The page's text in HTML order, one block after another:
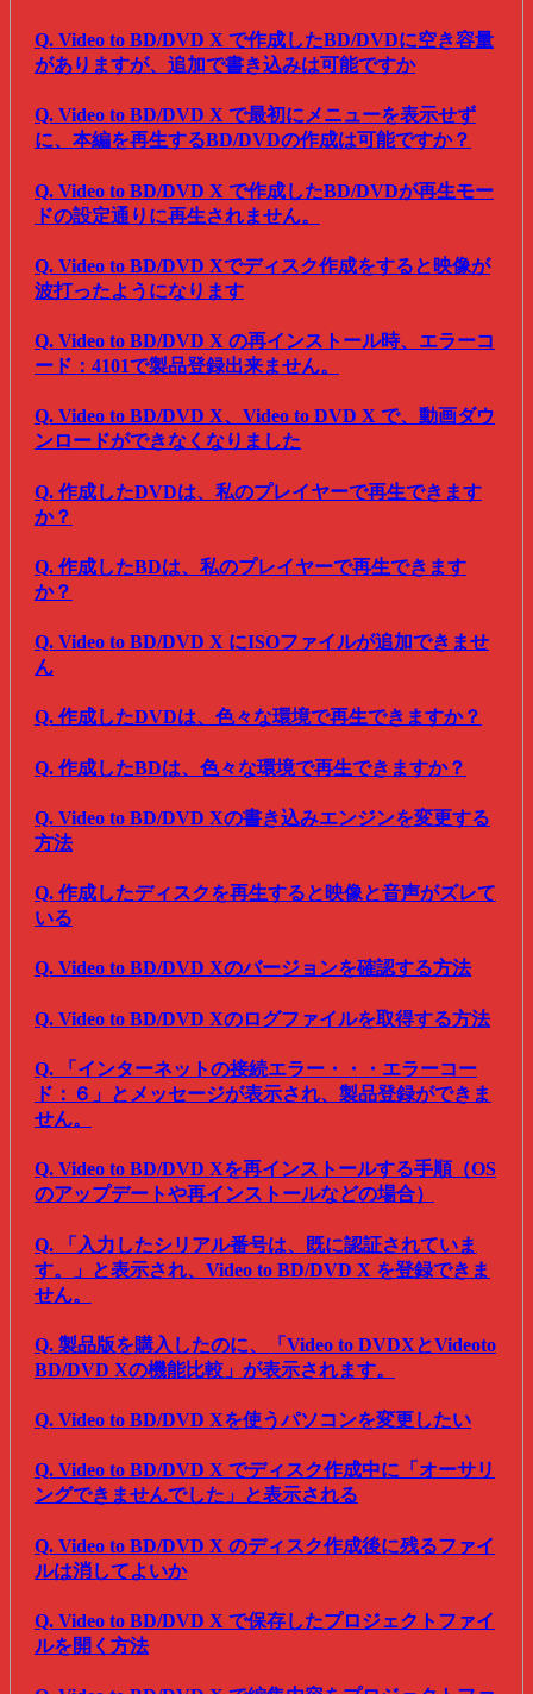
Q. Video to BD/DVD X で作成したBD/DVDに空き容量
がありますが、追加で書き込みは可能ですか
Q. Video to BD/DVD X で最初にメニューを表示せず
に、本編を再生するBD/DVDの作成は可能ですか？
Q. Video to BD/DVD X で作成したBD/DVDが再生モー
ドの設定通りに再生されません。
Q. Video to BD/DVD Xでディスク作成をすると映像が
波打ったようになります
Q. Video to BD/DVD X の再インストール時、エラーコ
ード：4101で製品登録出来ません。
Q. Video to BD/DVD X、Video to DVD X で、動画ダウ
ンロードができなくなりました
Q. 作成したDVDは、私のプレイヤーで再生できます
か？
Q. 作成したBDは、私のプレイヤーで再生できます
か？
Q. Video to BD/DVD X にISOファイルが追加できませ
ん
Q. 作成したDVDは、色々な環境で再生できますか？
Q. 作成したBDは、色々な環境で再生できますか？
Q. Video to BD/DVD Xの書き込みエンジンを変更する
方法
Q. 作成したディスクを再生すると映像と音声がズレて
いる
Q. Video to BD/DVD Xのバージョンを確認する方法
Q. Video to BD/DVD Xのログファイルを取得する方法
Q. 「インターネットの接続エラー・・・エラーコー
ド：６」とメッセージが表示され、製品登録ができま
せん。
Q. Video to BD/DVD Xを再インストールする手順（OS
のアップデートや再インストールなどの場合）
Q. 「入力したシリアル番号は、既に認証されていま
す。」と表示され、Video to BD/DVD X を登録できま
せん。
Q. 製品版を購入したのに、「Video to DVDXとVideoto
BD/DVD Xの機能比較」が表示されます。
Q. Video to BD/DVD Xを使うパソコンを変更したい
Q. Video to BD/DVD X でディスク作成中に「オーサリ
ングできませんでした」と表示される
Q. Video to BD/DVD X のディスク作成後に残るファイ
ルは消してよいか
Q. Video to BD/DVD X で保存したプロジェクトファイ
ルを開く方法